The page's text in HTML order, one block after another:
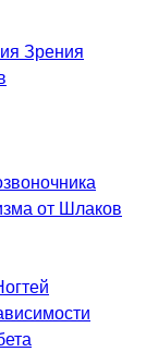
Зрения
от Шлаков